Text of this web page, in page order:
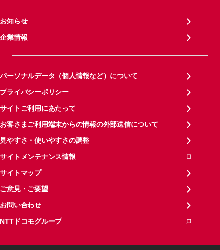
お知らせ
企業情報
パーソナルデータ（個人情報など）について
プライバシーポリシー
サイトご利用にあたって
お客さまご利用端末からの情報の外部送信について
見やすさ・使いやすさの調整
サイトメンテナンス情報
サイトマップ
ご意見・ご要望
お問い合わせ
NTTドコモグループ